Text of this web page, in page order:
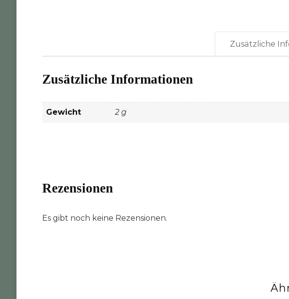
Zusätzliche
Zusätzliche Informationen
Gewicht 2 g
Rezensionen
Es gibt noch keine Rezensionen.